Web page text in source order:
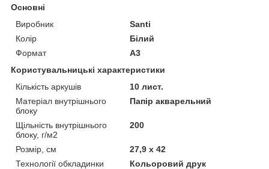
Основні
Виробник
Santi
Колір
Білий
Формат
A3
Користувальницькі характеристики
Кількість аркушів
10 лист.
Матеріал внутрішнього
блоку
Папір акварельний
Щільність внутрішнього
блоку, г/м2
200
Розмір, см
27,9 х 42
Технології обкладинки
Кольоровий друк